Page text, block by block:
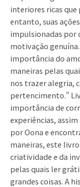
interiores ricas
entanto, suas
impulsionadas por
motivação
importância do
maneiras pelas
nos trazer alegria,
pertencimento.”
importância de
experiências,
por Oona e
maneiras, este
criatividade e da
pelas quais ler
grandes coisas. A